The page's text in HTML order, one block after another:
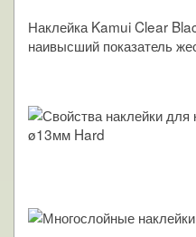
Наклейка Kamui Clear
наивысший показатель